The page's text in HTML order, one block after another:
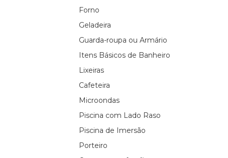
Forno
Geladeira
Guarda-roupa ou Armário
Itens Básicos de Banheiro
Lixeiras
Cafeteira
Microondas
Piscina com Lado Raso
Piscina de Imersão
Porteiro